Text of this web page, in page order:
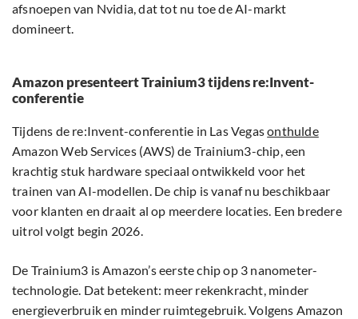
afsnoepen van Nvidia, dat tot nu toe de AI-markt
domineert.
Amazon presenteert Trainium3 tijdens re:Invent-
conferentie
Tijdens de re:Invent-conferentie in Las Vegasonthulde
Amazon Web Services (AWS) de Trainium3-chip, een
krachtig stuk hardware speciaal ontwikkeld voor het
trainen van AI-modellen. De chip is vanaf nu beschikbaar
voor klanten en draait al op meerdere locaties. Een bredere
uitrol volgt begin 2026.
De Trainium3 is Amazon’s eerste chip op 3 nanometer-
technologie. Dat betekent: meer rekenkracht, minder
energieverbruik en minder ruimtegebruik. Volgens Amazon